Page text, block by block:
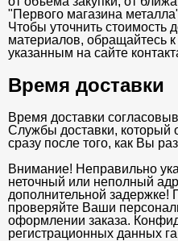
"Первого магазина
Чтобы уточнить стоимость
материалов, обращайтесь
указанным на сайте
Время доставки
Время доставки
Службы доставки, который
сразу после того, как Вы
Внимание! Неправильно
неточный или неполный
дополнительной задержке!
проверяйте Ваши
оформлении заказа.
регистрационных данных